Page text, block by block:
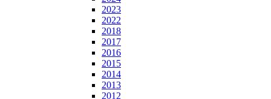
2023
2022
2018
2017
2016
2015
2014
2013
2012